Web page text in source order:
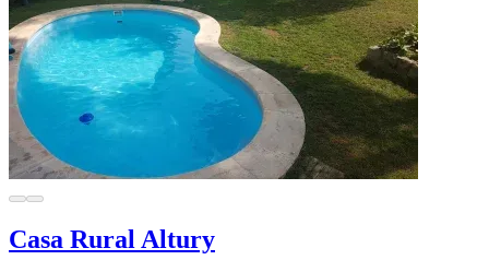
Casa Rural Altury